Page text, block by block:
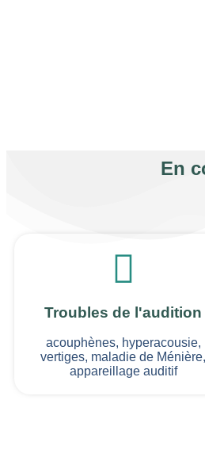
En
Troubles de l'audition
acouphènes, hyperacousie,
vertiges, maladie de Ménière,
appareillage auditif